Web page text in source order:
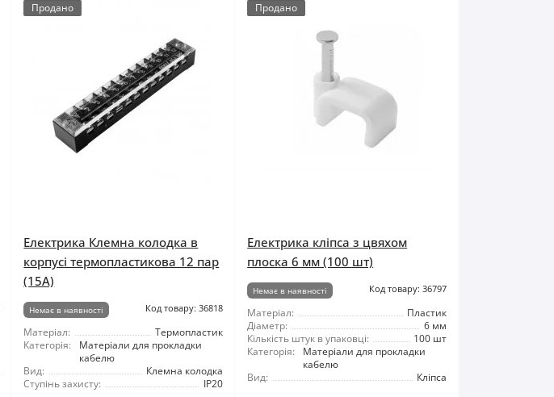
Продано
Електрика Клемна колодка в
корпусі термопластикова 12 пар
(15А)
Немає в наявності Код товару: 36818
Матеріал:
Термопластик
Категорія:
Матеріали для прокладки
кабелю
Вид:
Клемна колодка
Ступінь захисту:
IP20
Продано
Електрика кліпса з цвяхом
плоска 6 мм (100 шт)
Немає в наявності Код товару: 36797
Матеріал:
Пластик
Діаметр:
6 мм
Кількість штук в упаковці:
100 шт
Категорія:
Матеріали для прокладки
кабелю
Вид:
Кліпса